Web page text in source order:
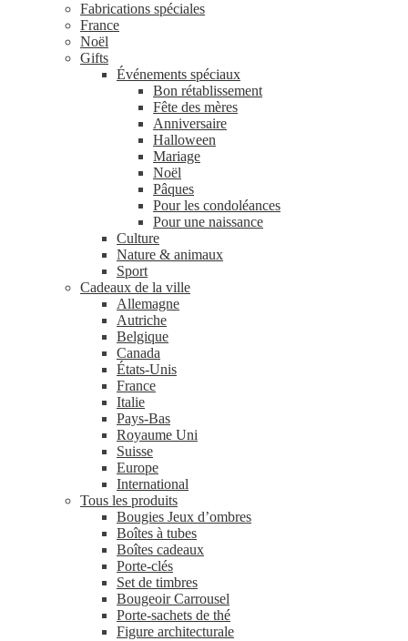
Fabrications spéciales
France
Noël
Gifts
Événements spéciaux
Bon rétablissement
Fête des mères
Anniversaire
Halloween
Mariage
Noël
Pâques
Pour les condoléances
Pour une naissance
Culture
Nature & animaux
Sport
Cadeaux de la ville
Allemagne
Autriche
Belgique
Canada
États-Unis
France
Italie
Pays-Bas
Royaume Uni
Suisse
Europe
International
Tous les produits
Bougies Jeux d’ombres
Boîtes à tubes
Boîtes cadeaux
Porte-clés
Set de timbres
Bougeoir Carrousel
Porte-sachets de thé
Figure architecturale